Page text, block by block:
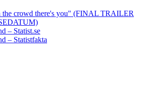
the crowd there's you" (FINAL TRAILER
– Statist.se
– Statistfakta